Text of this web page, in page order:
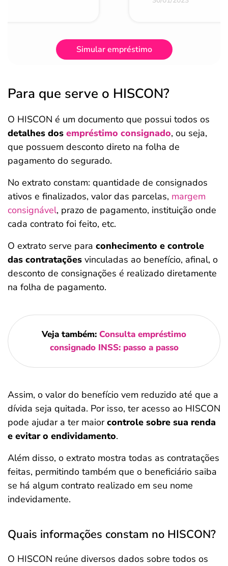
Simular empréstimo
Para que serve o HISCON?
O HISCON é um documento que possui todos os
detalhes dos empréstimo consignado, ou seja,
que possuem desconto direto na folha de
pagamento do segurado.
No extrato constam: quantidade de consignados
ativos e finalizados, valor das parcelas, margem
consignável, prazo de pagamento, instituição onde
cada contrato foi feito, etc.
O extrato serve para conhecimento e controle
das contratações vinculadas ao benefício, afinal, o
desconto de consignações é realizado diretamente
na folha de pagamento.
Veja também: Consulta empréstimo
consignado INSS: passo a passo
Assim, o valor do benefício vem reduzido até que a
dívida seja quitada. Por isso, ter acesso ao HISCON
pode ajudar a ter maiorcontrole sobre sua renda
e evitar o endividamento.
Além disso, o extrato mostra todas as contratações
feitas, permitindo também que o beneficiário saiba
se há algum contrato realizado em seu nome
indevidamente.
Quais informações constam no HISCON?
O HISCON reúne diversos dados sobre todos os